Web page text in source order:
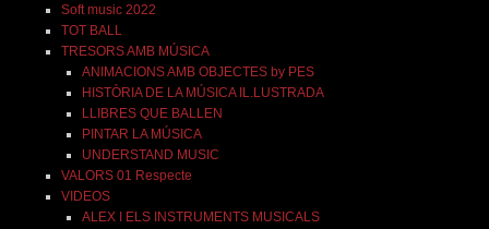
Soft music 2022
TOT BALL
TRESORS AMB MÚSICA
ANIMACIONS AMB OBJECTES by PES
HISTÒRIA DE LA MÚSICA IL.LUSTRADA
LLIBRES QUE BALLEN
PINTAR LA MÚSICA
UNDERSTAND MUSIC
VALORS 01 Respecte
VIDEOS
ALEX I ELS INSTRUMENTS MUSICALS